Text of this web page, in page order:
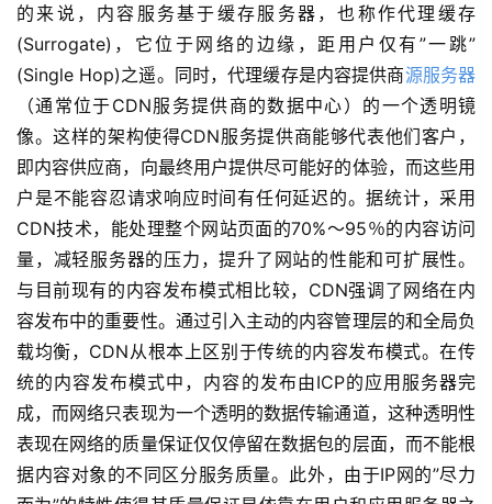
的来说，内容服务基于缓存服务器，也称作代理缓存
(Surrogate)，它位于网络的边缘，距用户仅有”一跳”
(Single Hop)之遥。同时，代理缓存是内容提供商源服务器
（通常位于CDN服务提供商的数据中心）的一个透明镜
像。这样的架构使得CDN服务提供商能够代表他们客户，
即内容供应商，向最终用户提供尽可能好的体验，而这些用
户是不能容忍请求响应时间有任何延迟的。据统计，采用
CDN技术，能处理整个网站页面的70%～95％的内容访问
量，减轻服务器的压力，提升了网站的性能和可扩展性。
与目前现有的内容发布模式相比较，CDN强调了网络在内
容发布中的重要性。通过引入主动的内容管理层的和全局负
载均衡，CDN从根本上区别于传统的内容发布模式。在传
统的内容发布模式中，内容的发布由ICP的应用服务器完
成，而网络只表现为一个透明的数据传输通道，这种透明性
表现在网络的质量保证仅仅停留在数据包的层面，而不能根
据内容对象的不同区分服务质量。此外，由于IP网的”尽力